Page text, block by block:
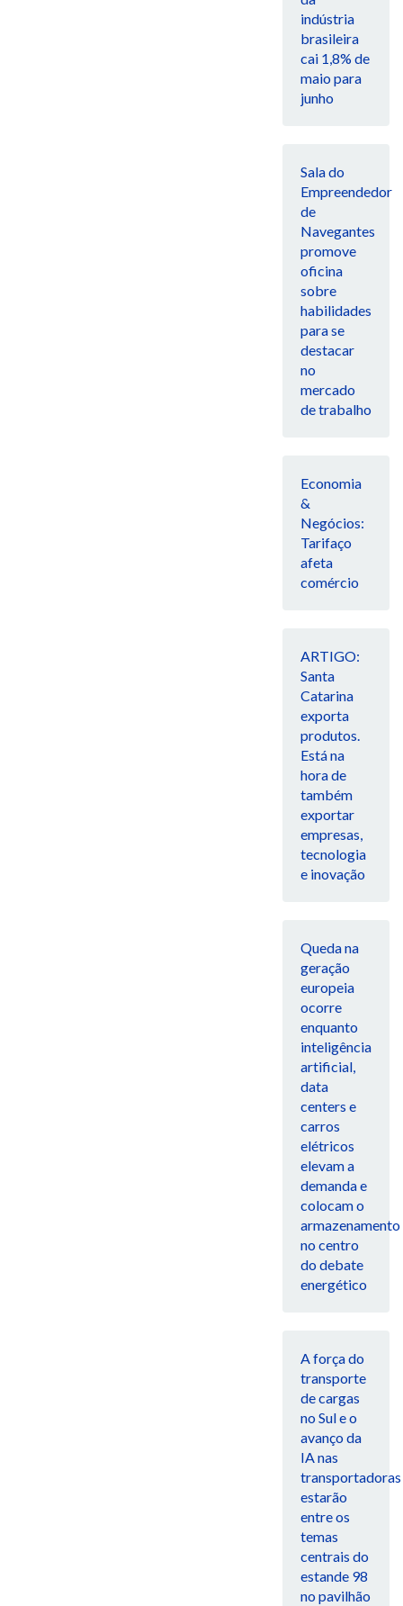
indústria
brasileira
cai 1,8% de
maio para
junho
Sala do
Empreendedor
de
Navegantes
promove
oficina
sobre
habilidades
para se
destacar
no
mercado
de trabalho
Economia
&
Negócios:
Tarifaço
afeta
comércio
ARTIGO:
Santa
Catarina
exporta
produtos.
Está na
hora de
também
exportar
empresas,
tecnologia
e inovação
Queda na
geração
europeia
ocorre
enquanto
inteligência
artificial,
data
centers e
carros
elétricos
elevam a
demanda e
colocam o
armazenamento
no centro
do debate
energético
A força do
transporte
de cargas
no Sul e o
avanço da
IA nas
transportadoras
estarão
entre os
temas
centrais do
estande 98
no pavilhão